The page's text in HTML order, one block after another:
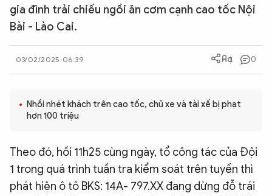
PHÁP LUẬT
CÔNG NGHỆ
QUỐC TẾ
BẠN ĐỌC & CAND
gia đình trải chiếu ngồi ăn cơm cạnh cao tốc Nội
Bài - Lào Cai.
03/02/2025 06:39 0
Nhồi nhét khách trên cao tốc, chủ xe và tài xế bị phạt
hơn 100 triệu
Theo đó, hồi 11h25 cùng ngày, tổ công tác của Đội
1 trong quá trình tuần tra kiểm soát trên tuyến thì
phát hiện ô tô BKS: 14A- 797.XX đang dừng đỗ trái